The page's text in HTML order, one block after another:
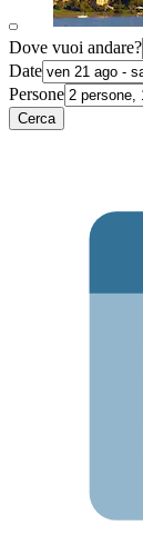
Dove vuoi andare?
Date
Persone
Cerca